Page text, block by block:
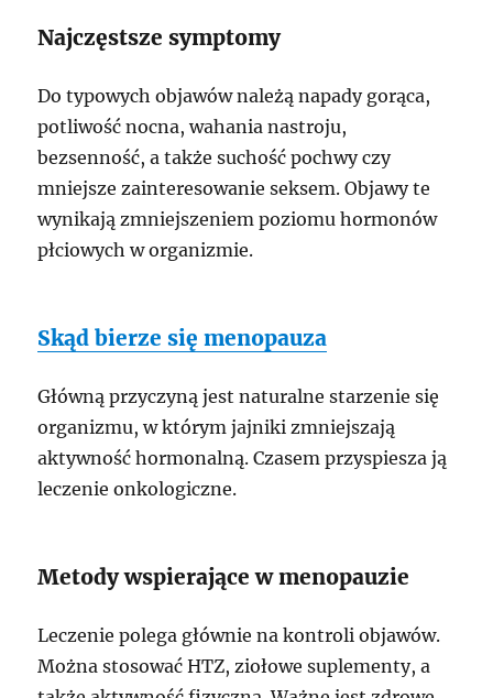
Najczęstsze symptomy
Do typowych objawów należą napady gorąca,
potliwość nocna, wahania nastroju,
bezsenność, a także suchość pochwy czy
mniejsze zainteresowanie seksem. Objawy te
wynikają zmniejszeniem poziomu hormonów
płciowych w organizmie.
Skąd bierze się menopauza
Główną przyczyną jest naturalne starzenie się
organizmu, w którym jajniki zmniejszają
aktywność hormonalną. Czasem przyspiesza ją
leczenie onkologiczne.
Metody wspierające w menopauzie
Leczenie polega głównie na kontroli objawów.
Można stosować HTZ, ziołowe suplementy, a